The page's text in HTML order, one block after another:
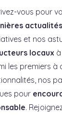
vous pour
et nos
locaux
les premiers à
nos
pour
.